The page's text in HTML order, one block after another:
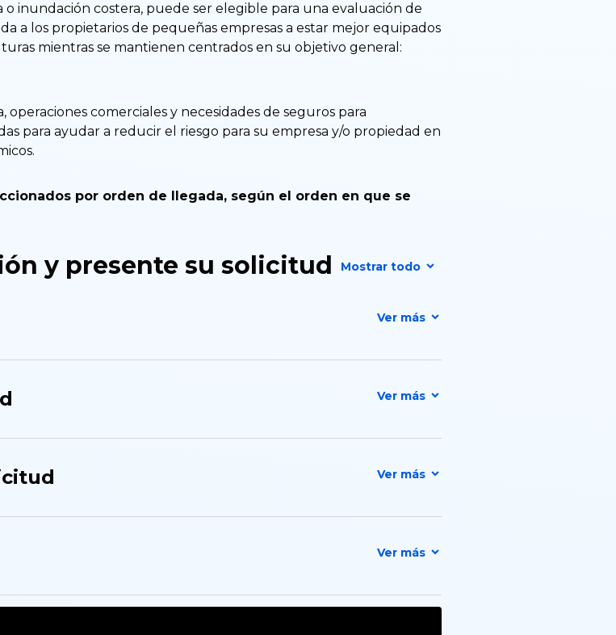
inundación costera, puede ser elegible para una evaluación de
a los propietarios de pequeñas empresas a estar mejor equipados
mientras se mantienen centrados en su objetivo general:
comerciales y necesidades de seguros para
para ayudar a reducir el riesgo para su empresa y/o propiedad en
por orden de llegada, según el orden en que se
y presente su solicitud Mostrar todo